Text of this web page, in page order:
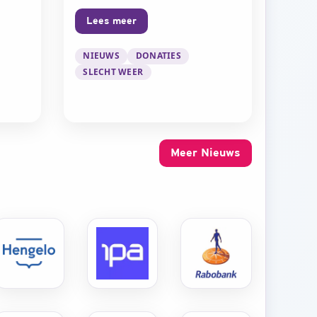
bekend voor 2027Lees meerover Doneren aan BAM! Festival
NIEUWS
DONATIES
SLECHT WEER
Meer Nieuws